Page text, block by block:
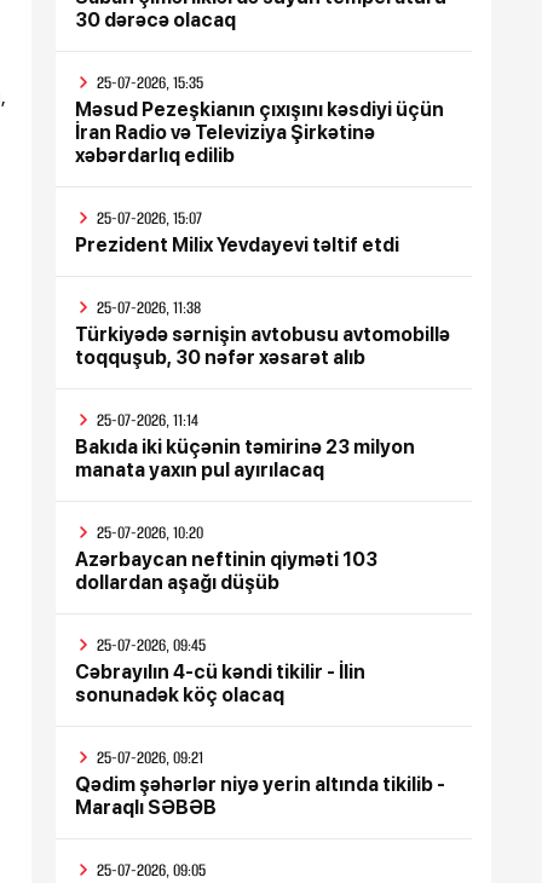
30 dərəcə olacaq
25-07-2026, 15:35
Məsud Pezeşkianın çıxışını kəsdiyi üçün
İran Radio və Televiziya Şirkətinə
xəbərdarlıq edilib
25-07-2026, 15:07
Prezident Milix Yevdayevi təltif etdi
25-07-2026, 11:38
Türkiyədə sərnişin avtobusu avtomobillə
toqquşub, 30 nəfər xəsarət alıb
25-07-2026, 11:14
Bakıda iki küçənin təmirinə 23 milyon
manata yaxın pul ayırılacaq
25-07-2026, 10:20
Azərbaycan neftinin qiyməti 103
dollardan aşağı düşüb
25-07-2026, 09:45
Cəbrayılın 4-cü kəndi tikilir - İlin
sonunadək köç olacaq
25-07-2026, 09:21
Qədim şəhərlər niyə yerin altında tikilib -
Maraqlı SƏBƏB
25-07-2026, 09:05